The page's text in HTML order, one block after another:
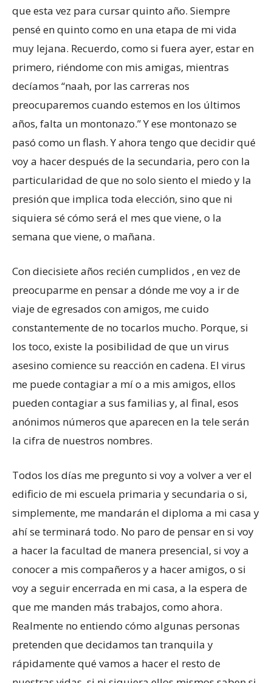
que esta vez para cursar quinto año. Siempre
pensé en quinto como en una etapa de mi vida
muy lejana. Recuerdo, como si fuera ayer, estar en
primero, riéndome con mis amigas, mientras
decíamos “naah, por las carreras nos
preocuparemos cuando estemos en los últimos
años, falta un montonazo.” Y ese montonazo se
pasó como un flash. Y ahora tengo que decidir qué
voy a hacer después de la secundaria, pero con la
particularidad de que no solo siento el miedo y la
presión que implica toda elección, sino que ni
siquiera sé cómo será el mes que viene, o la
semana que viene, o mañana.
Con diecisiete años recién cumplidos , en vez de
preocuparme en pensar a dónde me voy a ir de
viaje de egresados con amigos, me cuido
constantemente de no tocarlos mucho. Porque, si
los toco, existe la posibilidad de que un virus
asesino comience su reacción en cadena. El virus
me puede contagiar a mí o a mis amigos, ellos
pueden contagiar a sus familias y, al final, esos
anónimos números que aparecen en la tele serán
la cifra de nuestros nombres.
Todos los días me pregunto si voy a volver a ver el
edificio de mi escuela primaria y secundaria o si,
simplemente, me mandarán el diploma a mi casa y
ahí se terminará todo. No paro de pensar en si voy
a hacer la facultad de manera presencial, si voy a
conocer a mis compañeros y a hacer amigos, o si
voy a seguir encerrada en mi casa, a la espera de
que me manden más trabajos, como ahora.
Realmente no entiendo cómo algunas personas
pretenden que decidamos tan tranquila y
rápidamente qué vamos a hacer el resto de